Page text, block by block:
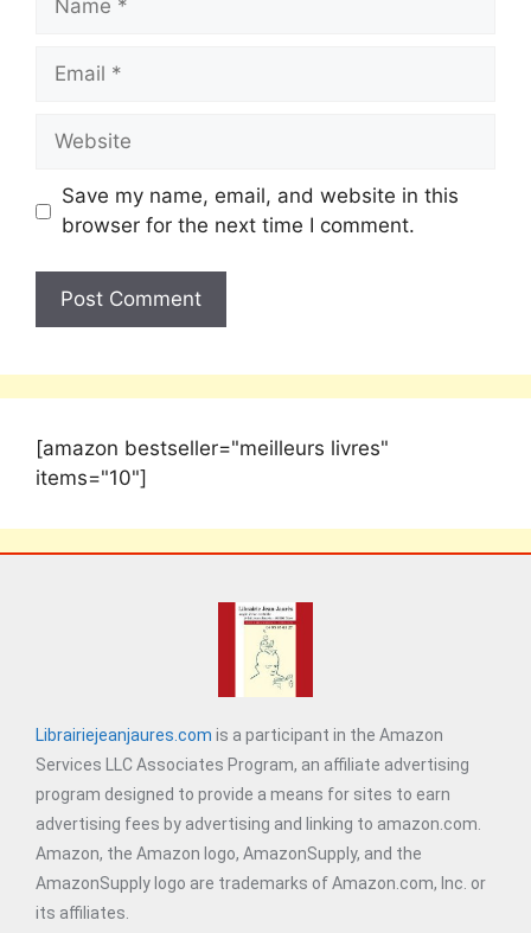
Save my name, email, and website in this
browser for the next time I comment.
[amazon bestseller="meilleurs livres"
items="10"]
Librairiejeanjaures.com is a participant in the Amazon
Services LLC Associates Program, an affiliate advertising
program designed to provide a means for sites to earn
advertising fees by advertising and linking to amazon.com.
Amazon, the Amazon logo, AmazonSupply, and the
AmazonSupply logo are trademarks of Amazon.com, Inc. or
its affiliates.